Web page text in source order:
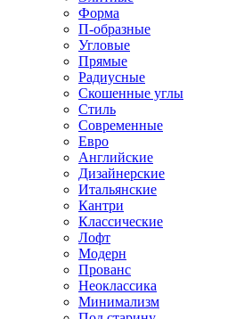
Форма
П-образные
Угловые
Прямые
Радиусные
Скошенные углы
Стиль
Современные
Евро
Английские
Дизайнерские
Итальянские
Кантри
Классические
Лофт
Модерн
Прованс
Неоклассика
Минимализм